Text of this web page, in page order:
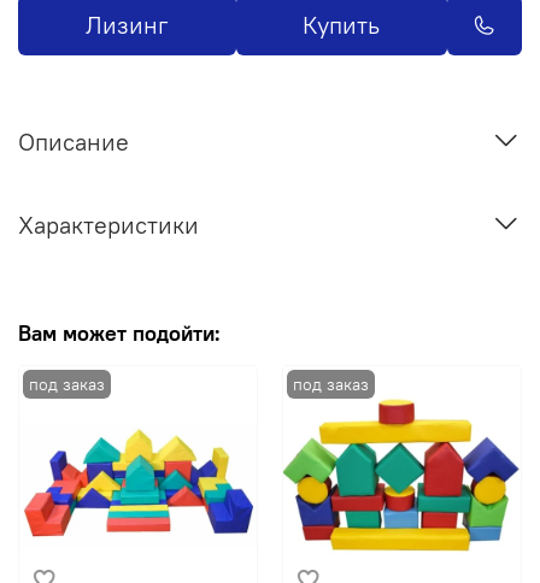
Лизинг Купить
Описание
Характеристики
Вам может подойти: